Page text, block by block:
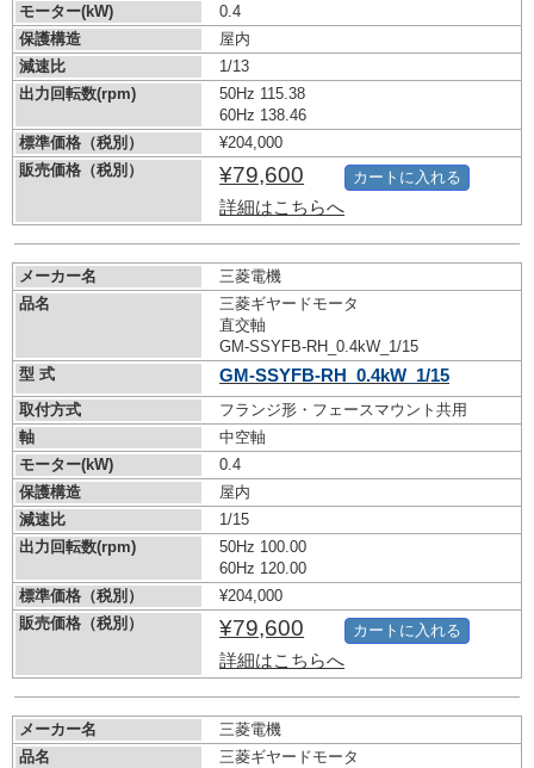
モーター(kW)
0.4
保護構造
屋内
減速比
1/13
出力回転数(rpm)
50Hz 115.38
60Hz 138.46
標準価格（税別）
¥204,000
販売価格（税別）
¥79,600
詳細はこちらへ
カートに入れる
メーカー名
三菱電機
品名
三菱ギヤードモータ
直交軸
GM-SSYFB-RH_0.4kW_1/15
型 式
GM-SSYFB-RH_0.4kW_1/15
取付方式
フランジ形・フェースマウント共用
軸
中空軸
モーター(kW)
0.4
保護構造
屋内
減速比
1/15
出力回転数(rpm)
50Hz 100.00
60Hz 120.00
標準価格（税別）
¥204,000
販売価格（税別）
¥79,600
詳細はこちらへ
カートに入れる
メーカー名
三菱電機
品名
三菱ギヤードモータ